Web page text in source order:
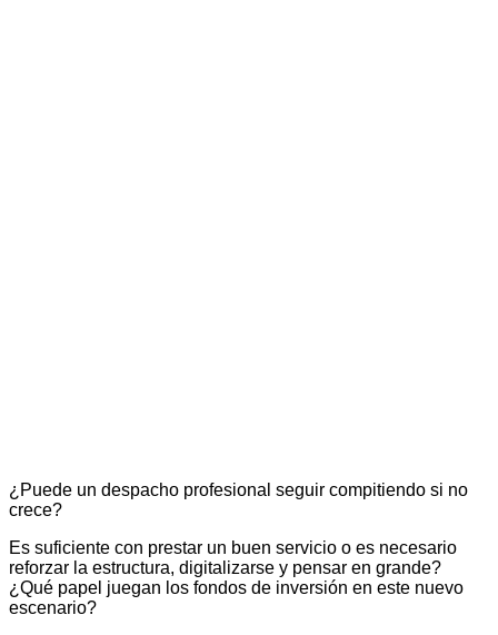
¿Puede un despacho profesional seguir compitiendo si no
crece?
Es suficiente con prestar un buen servicio o es necesario
reforzar la estructura, digitalizarse y pensar en grande?
¿Qué papel juegan los fondos de inversión en este nuevo
escenario?